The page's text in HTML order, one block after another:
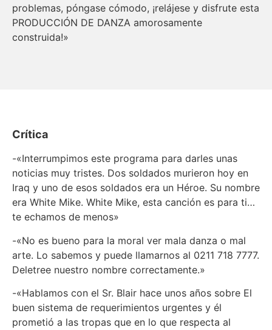
problemas, póngase cómodo, ¡relájese y disfrute esta
PRODUCCIÓN DE DANZA amorosamente
construida!»
Crítica
-«Interrumpimos este programa para darles unas
noticias muy tristes. Dos soldados murieron hoy en
Iraq y uno de esos soldados era un Héroe. Su nombre
era White Mike. White Mike, esta canción es para ti…
te echamos de menos»
-«No es bueno para la moral ver mala danza o mal
arte. Lo sabemos y puede llamarnos al 0211 718 7777.
Deletree nuestro nombre correctamente.»
-«Hablamos con el Sr. Blair hace unos años sobre El
buen sistema de requerimientos urgentes y él
prometió a las tropas que en lo que respecta al